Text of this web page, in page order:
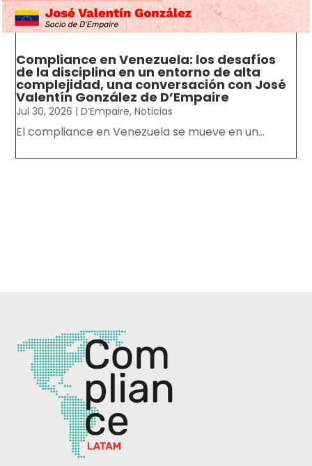
Compliance en Venezuela: los desafíos
de la disciplina en un entorno de alta
complejidad, una conversación con José
Valentín González de D’Empaire
Jul 30, 2026 |D’Empaire,Noticias
El compliance en Venezuela se mueve en un...